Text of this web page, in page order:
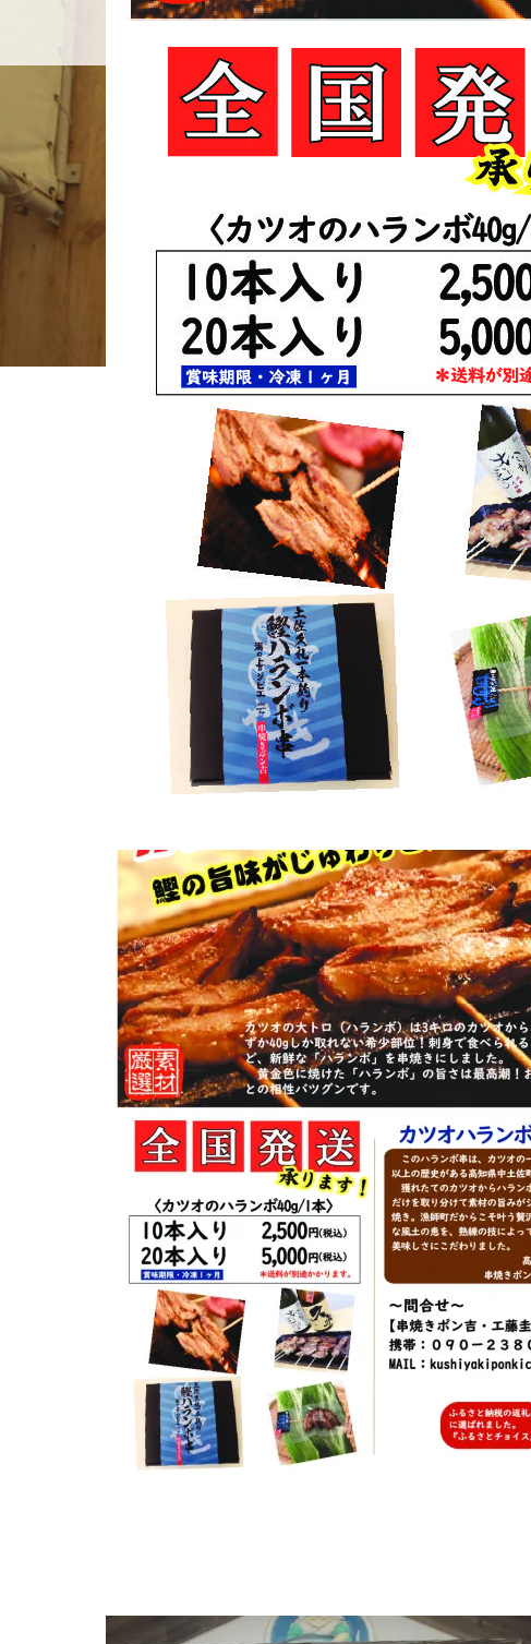
BLOG
ブログ一覧
串焼きポン吉発送カタログ-圧縮済み
串焼きポン吉発送カタログ-
Tweet Share
Pocket